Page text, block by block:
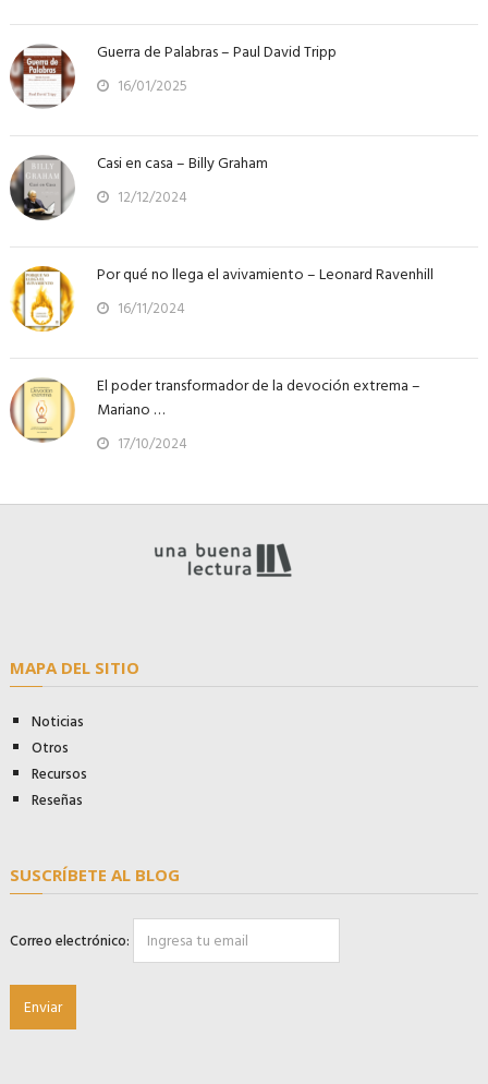
Guerra de Palabras – Paul David Tripp
16/01/2025
Casi en casa – Billy Graham
12/12/2024
Por qué no llega el avivamiento – Leonard Ravenhill
16/11/2024
El poder transformador de la devoción extrema –
Mariano …
17/10/2024
MAPA DEL SITIO
Noticias
Otros
Recursos
Reseñas
SUSCRÍBETE AL BLOG
Correo electrónico: